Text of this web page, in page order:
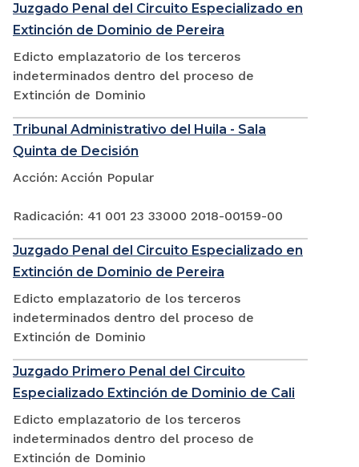
Juzgado Penal del Circuito Especializado en
Extinción de Dominio de Pereira
Edicto emplazatorio de los terceros
indeterminados dentro del proceso de
Extinción de Dominio
Tribunal Administrativo del Huila - Sala
Quinta de Decisión
Acción: Acción Popular
Radicación: 41 001 23 33000 2018-00159-00
Juzgado Penal del Circuito Especializado en
Extinción de Dominio de Pereira
Edicto emplazatorio de los terceros
indeterminados dentro del proceso de
Extinción de Dominio
Juzgado Primero Penal del Circuito
Especializado Extinción de Dominio de Cali
Edicto emplazatorio de los terceros
indeterminados dentro del proceso de
Extinción de Dominio